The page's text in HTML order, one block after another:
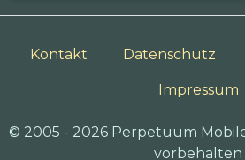
Kontakt Datenschutz
Impressum
© 2005 - 2026 Perpetuum
vorbehalten